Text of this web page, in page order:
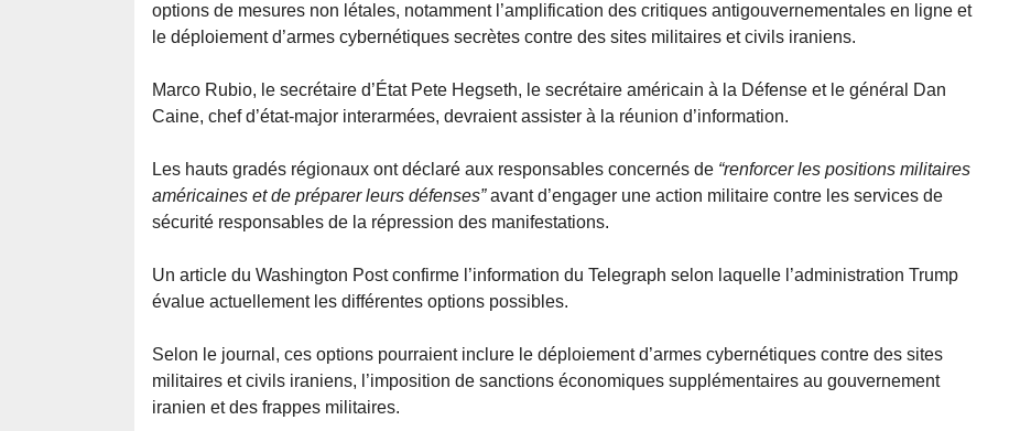
options de mesures non létales, notamment l’amplification des critiques antigouvernementales en ligne et
le déploiement d’armes cybernétiques secrètes contre des sites militaires et civils iraniens.
Marco Rubio, le secrétaire d’État Pete Hegseth, le secrétaire américain à la Défense et le général Dan
Caine, chef d’état-major interarmées, devraient assister à la réunion d’information.
Les hauts gradés régionaux ont déclaré aux responsables concernés de “renforcer les positions militaires
américaines et de préparer leurs défenses”avant d’engager une action militaire contre les services de
sécurité responsables de la répression des manifestations.
Un article du Washington Post confirme l’information du Telegraph selon laquelle l’administration Trump
évalue actuellement les différentes options possibles.
Selon le journal, ces options pourraient inclure le déploiement d’armes cybernétiques contre des sites
militaires et civils iraniens, l’imposition de sanctions économiques supplémentaires au gouvernement
iranien et des frappes militaires.